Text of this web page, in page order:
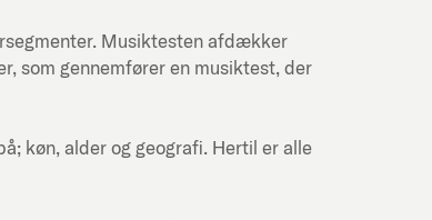
Musiktesten afdækker
som gennemfører en musiktest, der
køn, alder og geografi. Hertil er alle